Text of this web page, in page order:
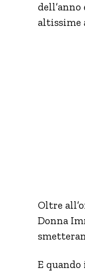
altissime
Oltre
Donna
E